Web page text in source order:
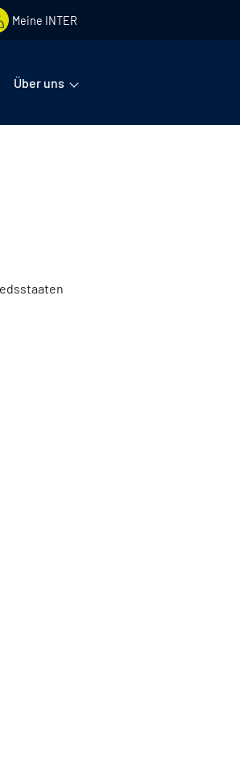
Meine INTER
Leertaste oder Pfeil nach unten.
Über uns